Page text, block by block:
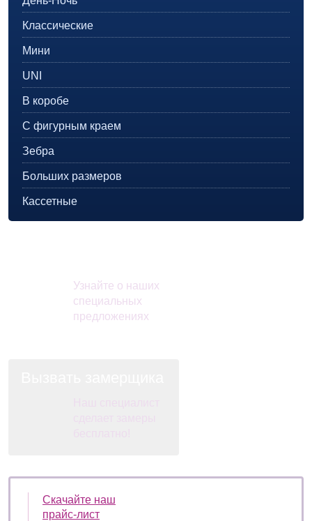
Классические
Мини
UNI
В коробе
С фигурным краем
Зебра
Больших размеров
Кассетные
Узнайте о наших
специальных
предложениях
Скачайте наш
прайс-лист